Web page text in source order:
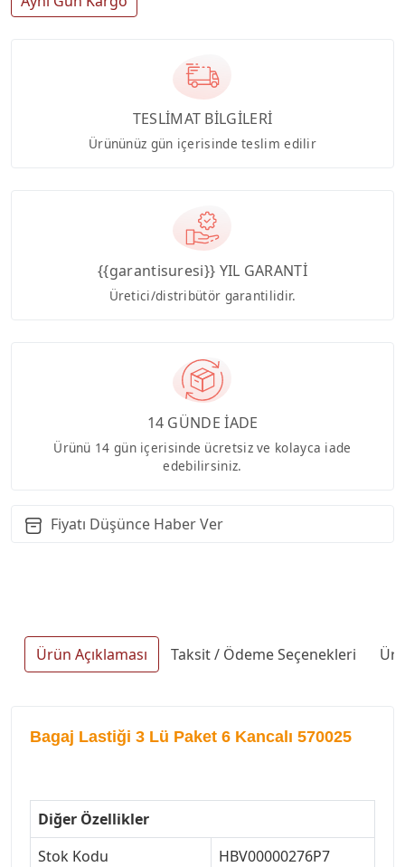
TESLİMAT BİLGİLERİ
Ürününüz gün içerisinde teslim edilir
{{garantisuresi}} YIL GARANTİ
Üretici/distribütör garantilidir.
14 GÜNDE İADE
Ürünü 14 gün içerisinde ücretsiz ve kolayca iade
edebilirsiniz.
Fiyatı Düşünce Haber Ver
Ürün Açıklaması Taksit / Ödeme Seçenekleri
Bagaj Lastiği 3 Lü Paket 6 Kancalı 570025
Diğer Özellikler
Stok Kodu
HBV00000276P7